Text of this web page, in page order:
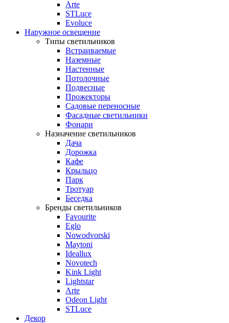
Arte
STLuce
Evoluce
Наружное освещение
Типы светильников
Встраиваемые
Наземные
Настенные
Потолочные
Подвесные
Прожекторы
Садовые переносные
Фасадные светильники
Фонари
Назначение светильников
Дача
Дорожка
Кафе
Крыльцо
Парк
Тротуар
Беседка
Бренды светильников
Favourite
Eglo
Nowodvorski
Maytoni
Ideallux
Novotech
Kink Light
Lightstar
Arte
Odeon Light
STLuce
Декор